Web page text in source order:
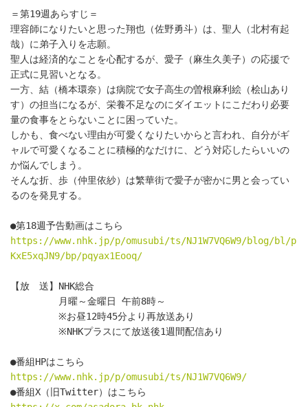
＝第19週あらすじ＝
理容師になりたいと思った翔也（佐野勇斗）は、聖人（北村有起
哉）に弟子入りを志願。
聖人は経済的なことを心配するが、愛子（麻生久美子）の応援で
正式に見習いとなる。
一方、結（橋本環奈）は病院で女子高生の曽根麻利絵（桧山あり
す）の担当になるが、栄養不足なのにダイエットにこだわり必要
量の食事をとらないことに困っていた。
しかも、食べない理由が可愛くなりたいからと言われ、自分がギ
ャルで可愛くなることに積極的なだけに、どう対応したらいいの
か悩んでしまう。
そんな折、歩（仲里依紗）は繁華街で愛子が密かに男と会ってい
るのを発見する。
●第18週予告動画はこちら
https://www.nhk.jp/p/omusubi/ts/NJ1W7VQ6W9/blog/bl/p
KxE5xqJN9/bp/pqyax1Eooq/
【放　送】NHK総合
月曜～金曜日 午前8時～
※お昼12時45分より再放送あり
※NHKプラスにて放送後1週間配信あり
https://www.nhk.jp/p/omusubi/ts/NJ1W7VQ6W9/
●番組X（旧Twitter）はこちら